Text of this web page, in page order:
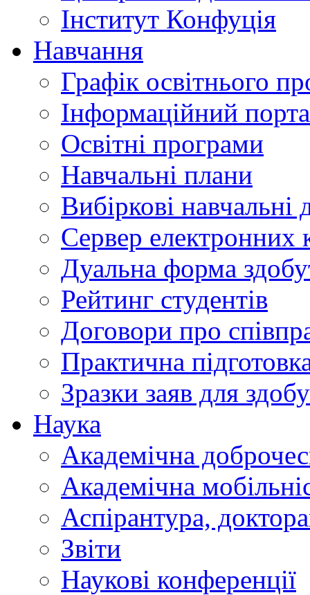
Інститут Конфуція
Навчання
Графік освітнього
Інформаційний
Освітні програми
Навчальні плани
Вибіркові навчальні
Сервер
Дуальна форма
Рейтинг студентів
Договори про
Практична
Зразки заяв для
Наука
Академічна
Академічна
Аспірантура,
Звіти
Наукові конференції